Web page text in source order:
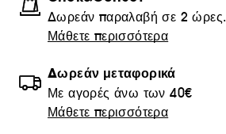
Δωρεάν παραλαβή σε 2 ώρες.
Μάθετε περισσότερα
Δωρεάν μεταφορικά
Με αγορές άνω των 40€
Μάθετε περισσότερα